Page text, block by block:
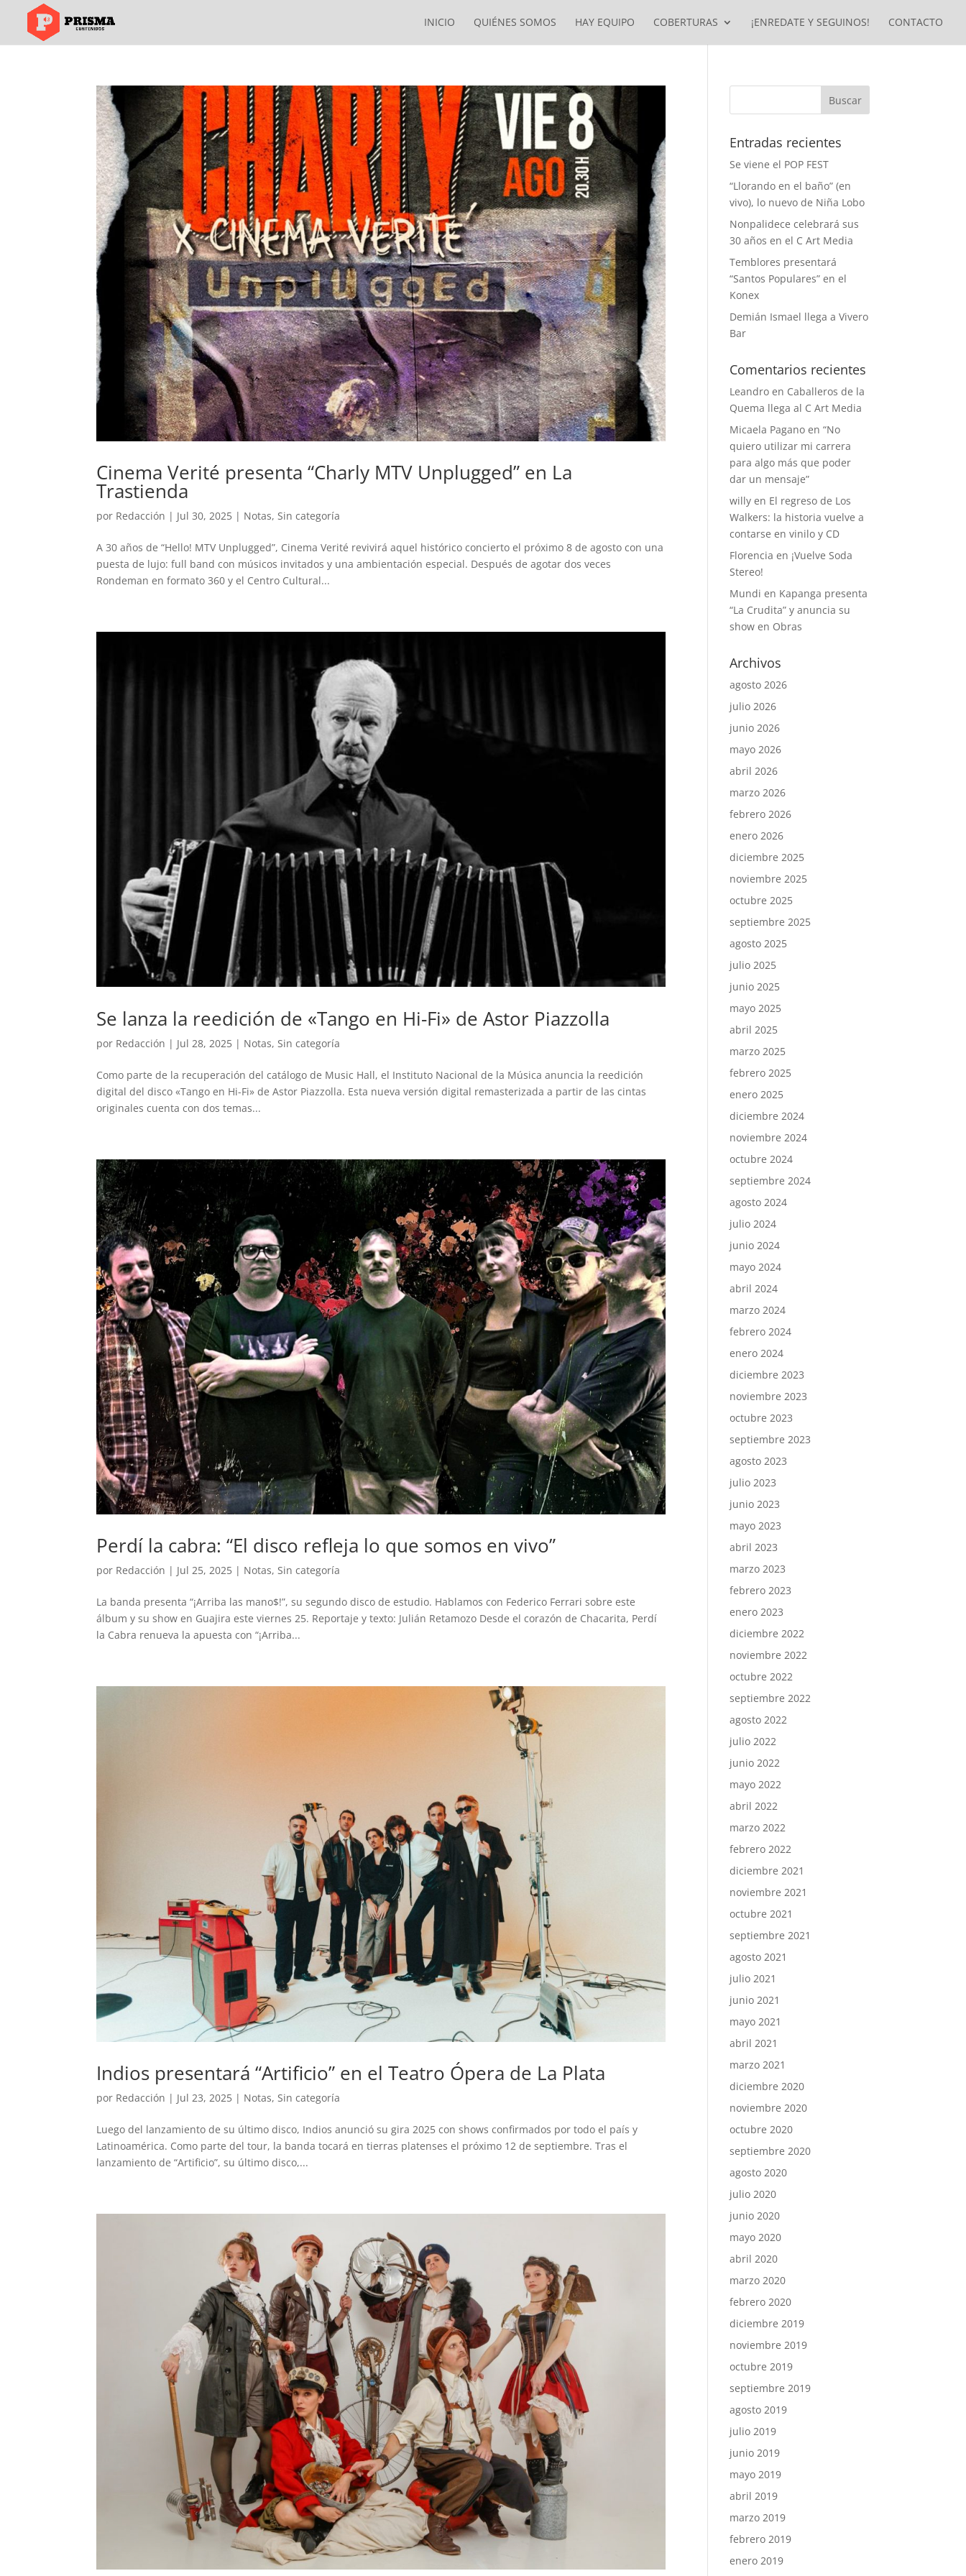
INICIO QUIÉNES SOMOS HAY EQUIPO COBERTURAS ¡ENREDATE Y SEGUINOS! CONTACTO
Cinema Verité presenta “Charly MTV Unplugged” en La
Trastienda
por Redacción | Jul 30, 2025 | Notas, Sin categoría
A 30 años de “Hello! MTV Unplugged”, Cinema Verité revivirá aquel histórico concierto el próximo 8 de agosto con una
puesta de lujo: full band con músicos invitados y una ambientación especial. Después de agotar dos veces
Rondeman en formato 360 y el Centro Cultural...
Se lanza la reedición de «Tango en Hi-Fi» de Astor Piazzolla
por Redacción | Jul 28, 2025 | Notas, Sin categoría
Como parte de la recuperación del catálogo de Music Hall, el Instituto Nacional de la Música anuncia la reedición
digital del disco «Tango en Hi-Fi» de Astor Piazzolla. Esta nueva versión digital remasterizada a partir de las cintas
originales cuenta con dos temas...
Perdí la cabra: “El disco refleja lo que somos en vivo”
por Redacción | Jul 25, 2025 | Notas,Sin categoría
La banda presenta “¡Arriba las mano$!”, su segundo disco de estudio. Hablamos con Federico Ferrari sobre este
álbum y su show en Guajira este viernes 25. Reportaje y texto: Julián Retamozo Desde el corazón de Chacarita, Perdí
la Cabra renueva la apuesta con “¡Arriba...
Indios presentará “Artificio” en el Teatro Ópera de La Plata
por Redacción | Jul 23, 2025 | Notas,Sin categoría
Luego del lanzamiento de su último disco, Indios anunció su gira 2025 con shows confirmados por todo el país y
Latinoamérica. Como parte del tour, la banda tocará en tierras platenses el próximo 12 de septiembre. Tras el
lanzamiento de “Artificio”, su último disco,...
Entradas recientes
Se viene el POP FEST
“Llorando en el baño” (en
vivo), lo nuevo de Niña Lobo
Nonpalidece celebrará sus
30 años en el C Art Media
Temblores presentará
“Santos Populares” en el
Konex
Demián Ismael llega a Vivero
Bar
Comentarios recientes
Leandro en Caballeros de la
Quema llega al C Art Media
Micaela Pagano en“No
quiero utilizar mi carrera
para algo más que poder
dar un mensaje”
willy en El regreso de Los
Walkers: la historia vuelve a
contarse en vinilo y CD
Florencia en ¡Vuelve Soda
Stereo!
Mundi en Kapanga presenta
“La Crudita” y anuncia su
show en Obras
Archivos
agosto 2026
julio 2026
junio 2026
mayo 2026
abril 2026
marzo 2026
febrero 2026
enero 2026
diciembre 2025
noviembre 2025
octubre 2025
septiembre 2025
agosto 2025
julio 2025
junio 2025
mayo 2025
abril 2025
marzo 2025
febrero 2025
enero 2025
diciembre 2024
noviembre 2024
octubre 2024
septiembre 2024
agosto 2024
julio 2024
junio 2024
mayo 2024
abril 2024
marzo 2024
febrero 2024
enero 2024
diciembre 2023
noviembre 2023
octubre 2023
septiembre 2023
agosto 2023
julio 2023
junio 2023
mayo 2023
abril 2023
marzo 2023
febrero 2023
enero 2023
diciembre 2022
noviembre 2022
octubre 2022
septiembre 2022
agosto 2022
julio 2022
junio 2022
mayo 2022
abril 2022
marzo 2022
febrero 2022
diciembre 2021
noviembre 2021
octubre 2021
septiembre 2021
agosto 2021
julio 2021
junio 2021
mayo 2021
abril 2021
marzo 2021
diciembre 2020
noviembre 2020
octubre 2020
septiembre 2020
agosto 2020
julio 2020
junio 2020
mayo 2020
abril 2020
marzo 2020
febrero 2020
diciembre 2019
noviembre 2019
octubre 2019
septiembre 2019
agosto 2019
julio 2019
junio 2019
mayo 2019
abril 2019
marzo 2019
febrero 2019
enero 2019